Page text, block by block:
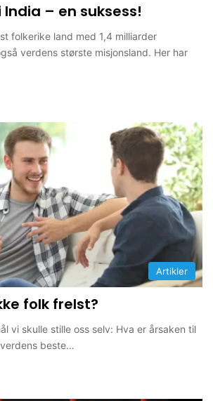
India – en suksess!
folkerike land med 1,4 milliarder
verdens største misjonsland. Her har
Artikler
folk frelst?
vi skulle stille oss selv: Hva er årsaken til
beste…